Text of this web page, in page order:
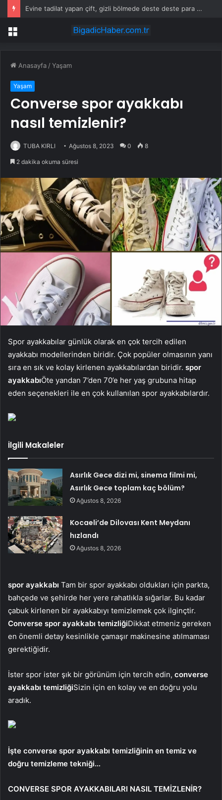
Evine tadilat yapan çift, gizli bölmede deste deste para buldu
Menü
Anasayfa /Yaşam
Yaşam
Converse spor ayakkabı
nasıl temizlenir?
TUBA KIRLI Ağustos 8, 2023 0 8
2 dakika okuma süresi
Spor ayakkabılar günlük olarak en çok tercih edilen
ayakkabı modellerinden biridir. Çok popüler olmasının yanı
sıra en sık ve kolay kirlenen ayakkabılardan biridir. spor
ayakkabıÖte yandan 7’den 70’e her yaş grubuna hitap
eden seçenekleri ile en çok kullanılan spor ayakkabılardır.
İlgili Makaleler
Asırlık Gece dizi mi, sinema filmi mi,
Asırlık Gece toplam kaç bölüm?
Ağustos 8, 2026
Kocaeli’de Dilovası Kent Meydanı
hızlandı
Ağustos 8, 2026
spor ayakkabı Tam bir spor ayakkabı oldukları için parkta,
bahçede ve şehirde her yere rahatlıkla sığarlar. Bu kadar
çabuk kirlenen bir ayakkabıyı temizlemek çok ilginçtir.
Converse spor ayakkabı temizliğiDikkat etmeniz gereken
en önemli detay kesinlikle çamaşır makinesine atılmaması
gerektiğidir.
İster spor ister şık bir görünüm için tercih edin, converse
ayakkabı temizliğiSizin için en kolay ve en doğru yolu
aradık.
İşte converse spor ayakkabı temizliğinin en temiz ve
doğru temizleme tekniği…
CONVERSE SPOR AYAKKABILARI NASIL TEMİZLENİR?